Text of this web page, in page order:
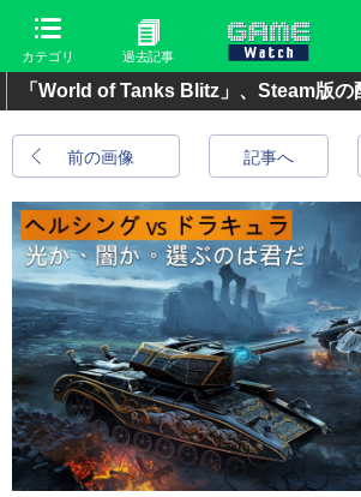
カテゴリ 過去記事
「World of Tanks Blitz」、Steam版の
前の画像 記事へ